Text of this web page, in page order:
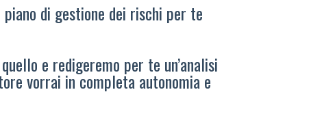
di gestione dei rischi per te
e redigeremo per te un’analisi
vorrai in completa autonomia e